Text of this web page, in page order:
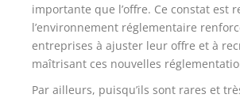
importante que l’offre. Ce constat est
l’environnement réglementaire
entreprises à ajuster leur offre et à
maîtrisant ces nouvelles
Par ailleurs, puisqu’ils sont rares et